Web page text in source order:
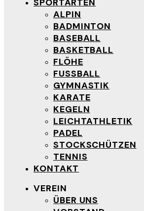
SPORTARTEN
ALPIN
BADMINTON
BASEBALL
BASKETBALL
FLÖHE
FUSSBALL
GYMNASTIK
KARATE
KEGELN
LEICHTATHLETIK
PADEL
STOCKSCHÜTZEN
TENNIS
KONTAKT
VEREIN
ÜBER UNS